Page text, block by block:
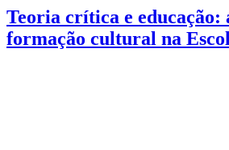
Teoria crítica e educação:
formação cultural na